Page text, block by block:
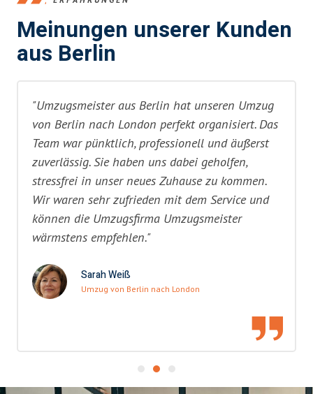
Meinungen unserer Kunden
aus Berlin
"Umzugsmeister aus Berlin hat unseren Umzug
von Berlin nach London perfekt organisiert. Das
Team war pünktlich, professionell und äußerst
zuverlässig. Sie haben uns dabei geholfen,
stressfrei in unser neues Zuhause zu kommen.
Wir waren sehr zufrieden mit dem Service und
können die Umzugsfirma Umzugsmeister
wärmstens empfehlen."
Sarah Weiß
Umzug von Berlin nach London